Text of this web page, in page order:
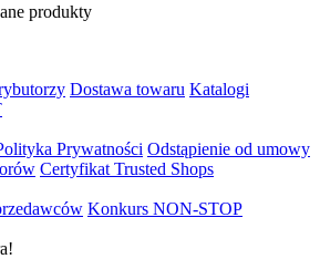
produkty
Dostawa towaru Katalogi
Prywatności Odstąpienie od umowy
Certyfikat Trusted Shops
Konkurs NON-STOP